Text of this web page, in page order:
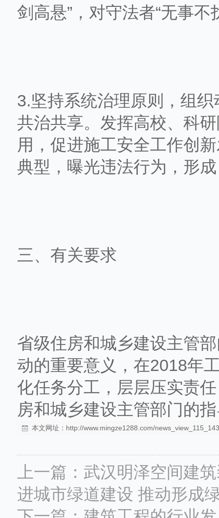
剑高悬”，对守法者“无事不
3.坚持系统治理原则，组
共治共享。发挥高校、科
用，促进施工安全工作创
典型，曝光违法行为，形
三、有关要求
省级住房和城乡建设主管
动的重要意义，在2018年
化任务分工，层层压实责
房和城乡建设主管部门的
本文网址： http://www.mingze1288.com/
上一篇： 武汉明泽空间建
进城市绿道建设 推动形成